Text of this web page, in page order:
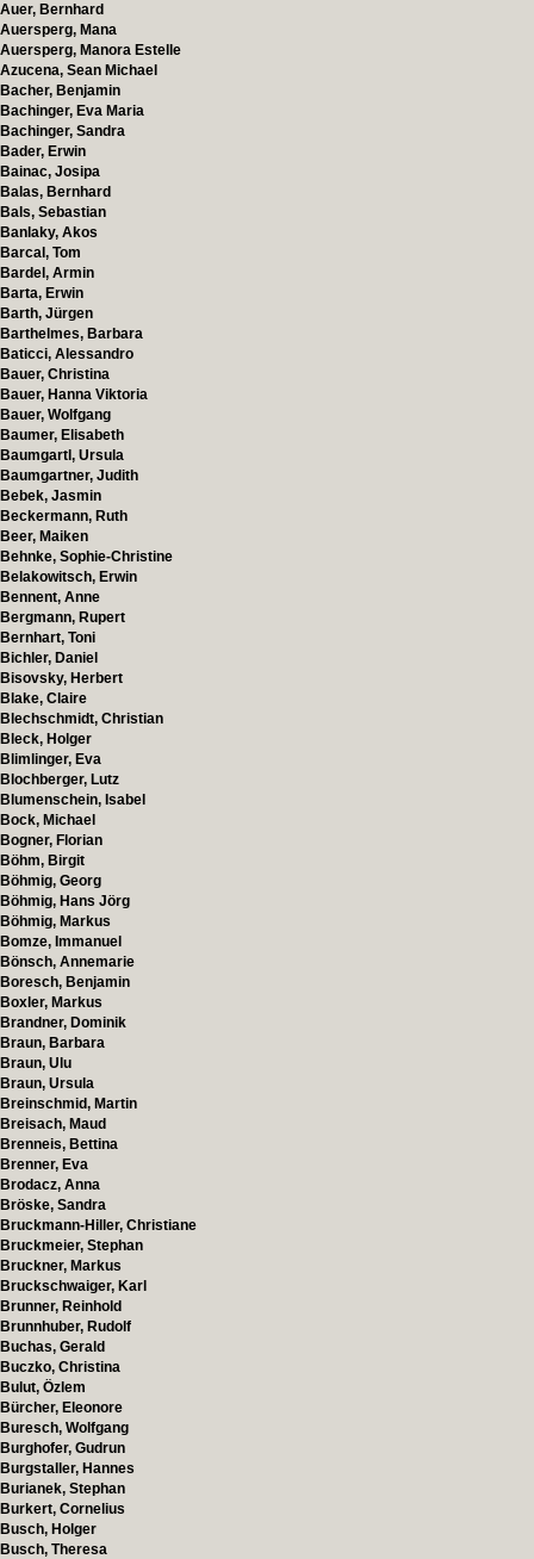
Auer, Bernhard
Auersperg, Mana
Auersperg, Manora Estelle
Azucena, Sean Michael
Bacher, Benjamin
Bachinger, Eva Maria
Bachinger, Sandra
Bader, Erwin
Bainac, Josipa
Balas, Bernhard
Bals, Sebastian
Banlaky, Akos
Barcal, Tom
Bardel, Armin
Barta, Erwin
Barth, Jürgen
Barthelmes, Barbara
Baticci, Alessandro
Bauer, Christina
Bauer, Hanna Viktoria
Bauer, Wolfgang
Baumer, Elisabeth
Baumgartl, Ursula
Baumgartner, Judith
Bebek, Jasmin
Beckermann, Ruth
Beer, Maiken
Behnke, Sophie-Christine
Belakowitsch, Erwin
Bennent, Anne
Bergmann, Rupert
Bernhart, Toni
Bichler, Daniel
Bisovsky, Herbert
Blake, Claire
Blechschmidt, Christian
Bleck, Holger
Blimlinger, Eva
Blochberger, Lutz
Blumenschein, Isabel
Bock, Michael
Bogner, Florian
Böhm, Birgit
Böhmig, Georg
Böhmig, Hans Jörg
Böhmig, Markus
Bomze, Immanuel
Bönsch, Annemarie
Boresch, Benjamin
Boxler, Markus
Brandner, Dominik
Braun, Barbara
Braun, Ulu
Braun, Ursula
Breinschmid, Martin
Breisach, Maud
Brenneis, Bettina
Brenner, Eva
Brodacz, Anna
Bröske, Sandra
Bruckmann-Hiller, Christiane
Bruckmeier, Stephan
Bruckner, Markus
Bruckschwaiger, Karl
Brunner, Reinhold
Brunnhuber, Rudolf
Buchas, Gerald
Buczko, Christina
Bulut, Özlem
Bürcher, Eleonore
Buresch, Wolfgang
Burghofer, Gudrun
Burgstaller, Hannes
Burianek, Stephan
Burkert, Cornelius
Busch, Holger
Busch, Theresa